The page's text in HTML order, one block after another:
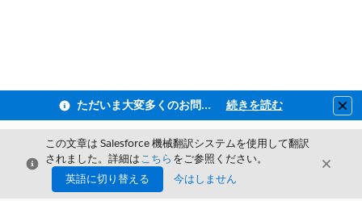
ただいま大変多くのお問い合わせをいただいており、ご連絡までにお時間を頂戴しております 続きを読む
閉じる
この文章は Salesforce 機械翻訳システムを使用して翻訳
されました。詳細はこちら をご参照ください。
英語に切り替える
今はしません
閉じる